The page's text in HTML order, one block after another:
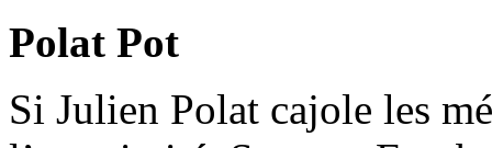
Polat Pot
Si Julien Polat cajole les